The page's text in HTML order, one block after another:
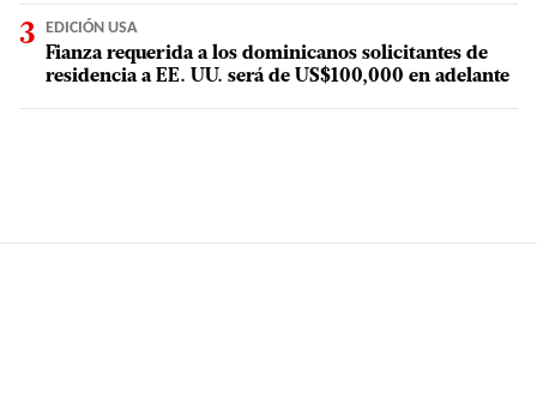
EDICIÓN USA
Fianza requerida a los dominicanos solicitantes de
residencia a EE. UU. será de US$100,000 en adelante